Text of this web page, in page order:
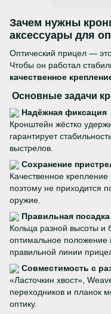
Зачем нужны
аксессуары для
Оптический прицел —
Чтобы он работал
качественное
Основные задачи
Надёжная фиксация
Кронштейн жёстко
гарантирует
выстрелов.
Сохранение
Качественное
поэтому не приходится
оружие.
Правильная
Кольца разной высоты и
оптимальное положение
правильной линии
Совместимость с
«Ласточкин хвост»,
переходников и планок
оптику.